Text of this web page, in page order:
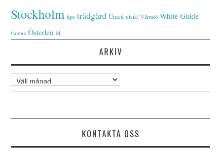
Stockholm tips trädgård Umeå utsikt Värmdö White Guide
Örebro Österlen öl
ARKIV
Arkiv
KONTAKTA OSS